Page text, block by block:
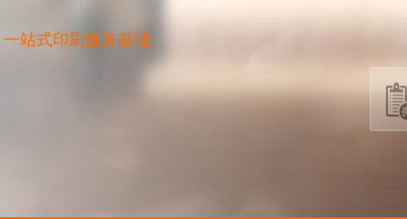
一站式印刷服务基地